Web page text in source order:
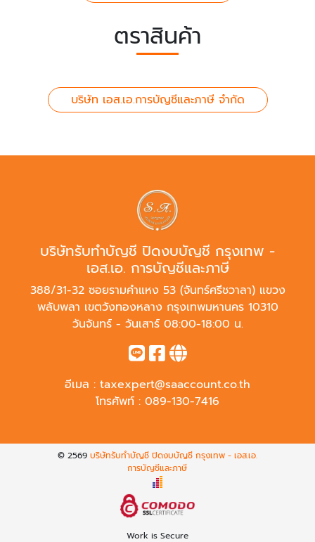
ตราสินค้า
บริษัท เอส.เอ.การบัญชีและภาษี จำกัด
บริษัทรับทำบัญชี ปิดงบบัญชี กรุงเทพ -
เอส.เอ. การบัญชีและภาษี
388/31-32 ซอยรามคำแหง 53 (จันทร์ศรีชวาลา) แขวง
พลับพลา เขตวังทองหลาง กรุงเทพมหานคร 10310
วันจันทร์ - วันเสาร์ 08:00-18:00 น.
อีเมล : taxexpert@saaccount.co.th
โทรศัพท์ : 089-130-7416
© 2569 บริษัทรับทำบัญชี ปิดงบบัญชี กรุงเทพ - เอส.เอ.
การบัญชีและภาษี
Work is Secure